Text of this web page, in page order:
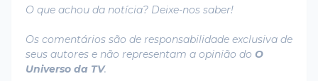
O que achou da notícia? Deixe-nos saber!
Os comentários são de responsabilidade exclusiva de
seus autores e não representam a opinião do O
Universo da TV.